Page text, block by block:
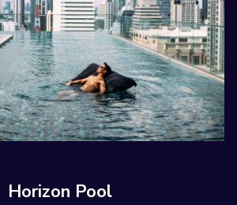
Horizon Pool